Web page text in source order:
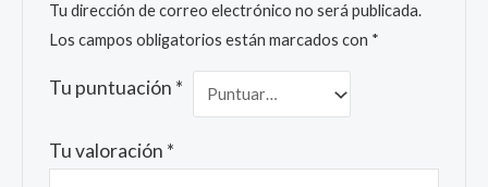
Tu dirección de correo electrónico no será publicada.
Los campos obligatorios están marcados con *
Tu puntuación *
Tu valoración *